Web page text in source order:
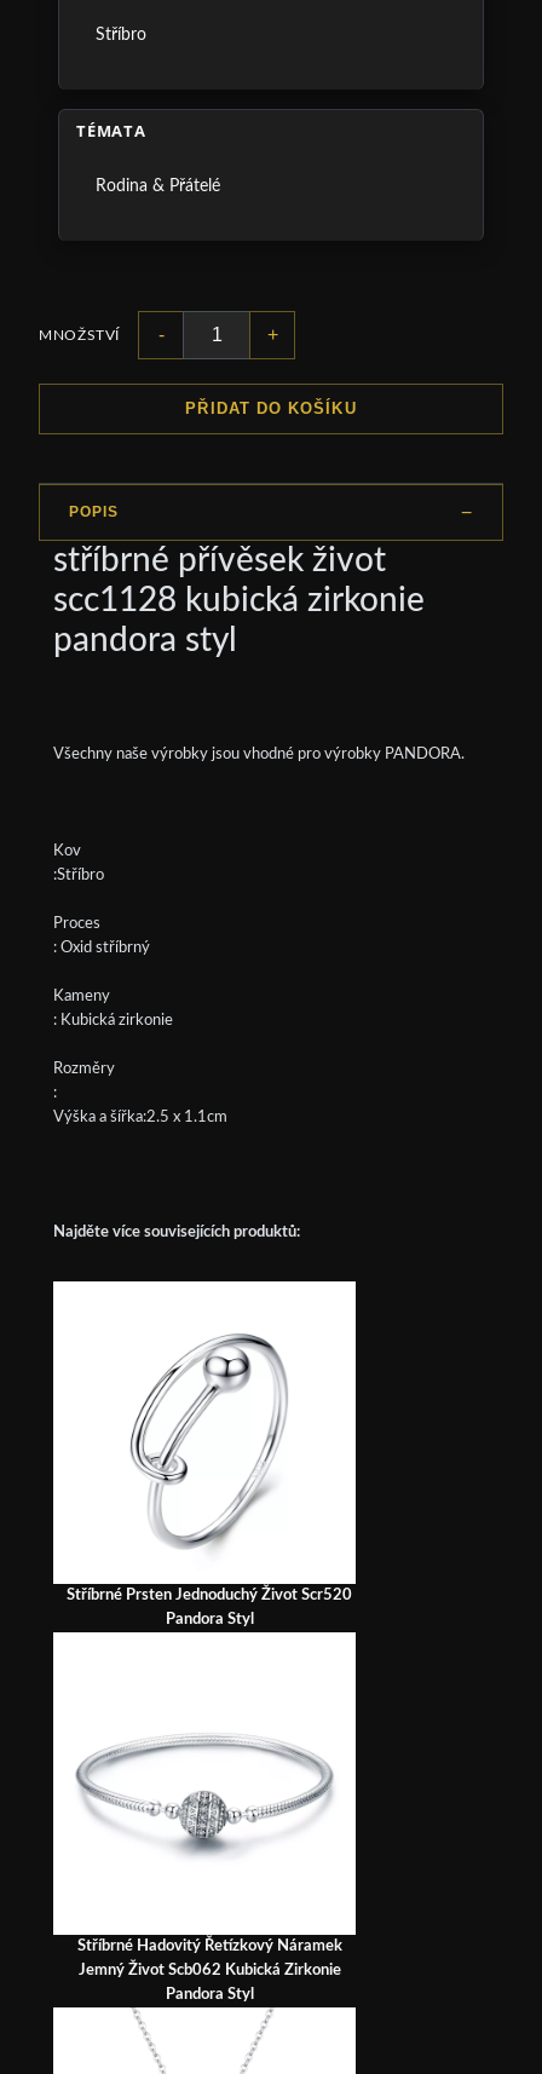
Stříbro
TÉMATA
Rodina & Přátelé
MNOŽSTVÍ - +
PŘIDAT DO KOŠÍKU
POPIS
stříbrné přívěsek život
scc1128 kubická zirkonie
pandora styl
Všechny naše výrobky jsou vhodné pro výrobky PANDORA.
Kov
:Stříbro
Proces
: Oxid stříbrný
Kameny
: Kubická zirkonie
Rozměry
:
Výška a šířka:2.5 x 1.1cm
Najděte více souvisejících produktů:
Stříbrné Prsten Jednoduchý Život Scr520
Pandora Styl
Stříbrné Hadovitý Řetízkový Náramek
Jemný Život Scb062 Kubická Zirkonie
Pandora Styl